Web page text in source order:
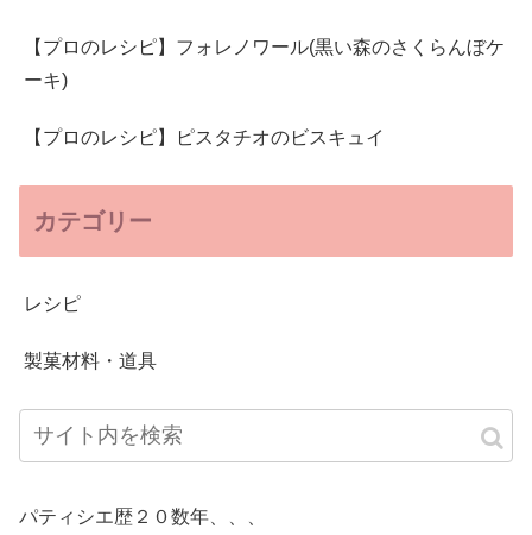
【プロのレシピ】フォレノワール(黒い森のさくらんぼケ
ーキ)
【プロのレシピ】ピスタチオのビスキュイ
カテゴリー
レシピ
製菓材料・道具
パティシエ歴２０数年、、、